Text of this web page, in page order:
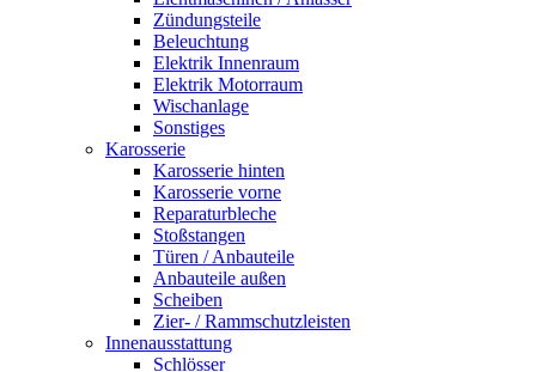
Zündungsteile
Beleuchtung
Elektrik Innenraum
Elektrik Motorraum
Wischanlage
Sonstiges
Karosserie
Karosserie hinten
Karosserie vorne
Reparaturbleche
Stoßstangen
Türen / Anbauteile
Anbauteile außen
Scheiben
Zier- / Rammschutzleisten
Innenausstattung
Schlösser